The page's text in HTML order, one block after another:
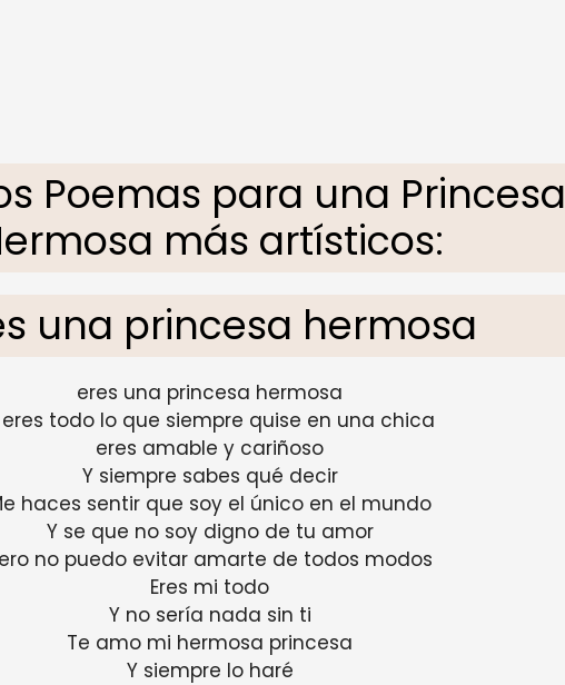
Poemas para una Princesa
más artísticos:
una princesa hermosa
eres una princesa hermosa
eres todo lo que siempre quise en una chica
eres amable y cariñoso
Y siempre sabes qué decir
haces sentir que soy el único en el mundo
Y se que no soy digno de tu amor
no puedo evitar amarte de todos modos
Eres mi todo
Y no sería nada sin ti
Te amo mi hermosa princesa
Y siempre lo haré